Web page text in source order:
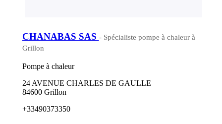
CHANABAS SAS - Spécialiste pompe à chaleur à
Grillon
Pompe à chaleur
24 AVENUE CHARLES DE GAULLE
84600 Grillon
+33490373350